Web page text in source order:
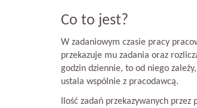
Co to jest?
W zadaniowym czasie pracy
przekazuje mu zadania oraz
godzin dziennie, to od niego
ustala wspólnie z pracodawcą.
Ilość zadań przekazywanych